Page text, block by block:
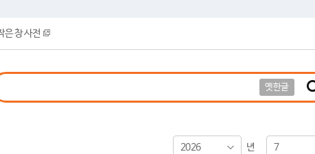
은 창 사전
옛한글
2026 년 7